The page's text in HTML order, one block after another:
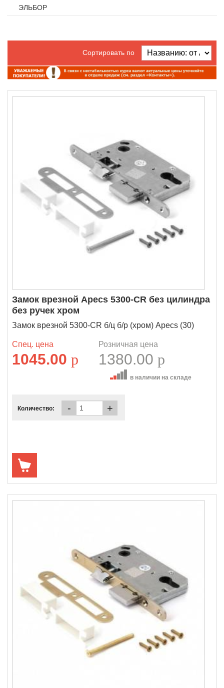
ЭЛЬБОР
Сортировать по
Замок врезной Apecs 5300-CR без цилиндра
без ручек хром
Замок врезной 5300-CR б/ц б/р (хром) Apecs (30)
Спец. цена
1045.00 p
Розничная цена
1380.00 p
в наличии на складе
Количество: - +